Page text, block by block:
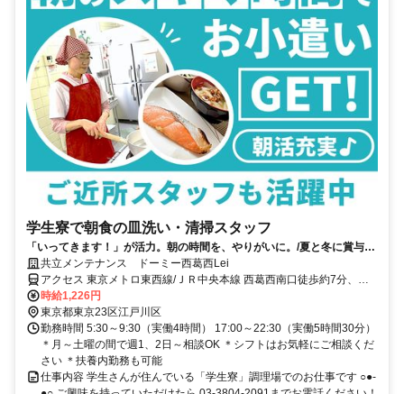
学生寮で朝食の皿洗い・清掃スタッフ
「いってきます！」が活力。朝の時間を、やりがいに。/夏と冬に賞与支
給あり！未経験大歓迎♪
共立メンテナンス ドーミー西葛西Lei
アクセス 東京メトロ東西線/ＪＲ中央本線 西葛西南口徒歩約7分、東
京メトロ東西線/ＪＲ中央本線 葛西西口徒歩約22分、ＪＲ京葉線 葛西
臨海公園徒歩約32分
時給1,226円
東京都東京23区江戸川区
勤務時間 5:30～9:30（実働4時間） 17:00～22:30（実働5時間30分）
＊月～土曜の間で週1、2日～相談OK ＊シフトはお気軽にご相談くだ
さい ＊扶養内勤務も可能
仕事内容 学生さんが住んでいる「学生寮」調理場でのお仕事です ○●-